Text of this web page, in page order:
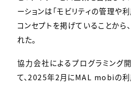
ーションは「モビリティの管理や
コンセプトを掲げていることから
れた。
協力会社によるプログラミング
て、2025年2月にMAL mobiの利